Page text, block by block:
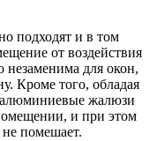
подходят и в том
от воздействия
для окон,
Кроме того, обладая
жалюзи
и при этом
помешает.